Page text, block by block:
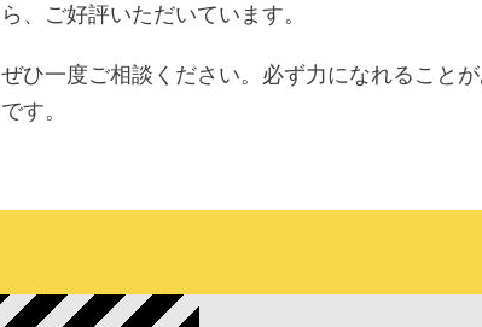
ら、ご好評いただいています。
ぜひ一度ご相談ください。必ず力になれること
です。